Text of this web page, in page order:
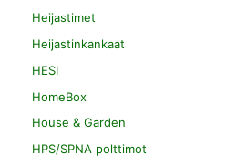
Heijastimet
Heijastinkankaat
HESI
HomeBox
House & Garden
HPS/SPNA polttimot